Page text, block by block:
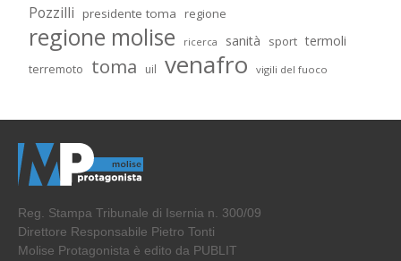
Pozzilli presidente toma regione
regione molise ricerca sanità sport termoli
terremoto toma uil venafro vigili del fuoco
Reg. Stampa Tribunale di Isernia n. 300/09
Direttore Responsabile Pietro Tonti
Molise Protagonista è edito da PUBLIT